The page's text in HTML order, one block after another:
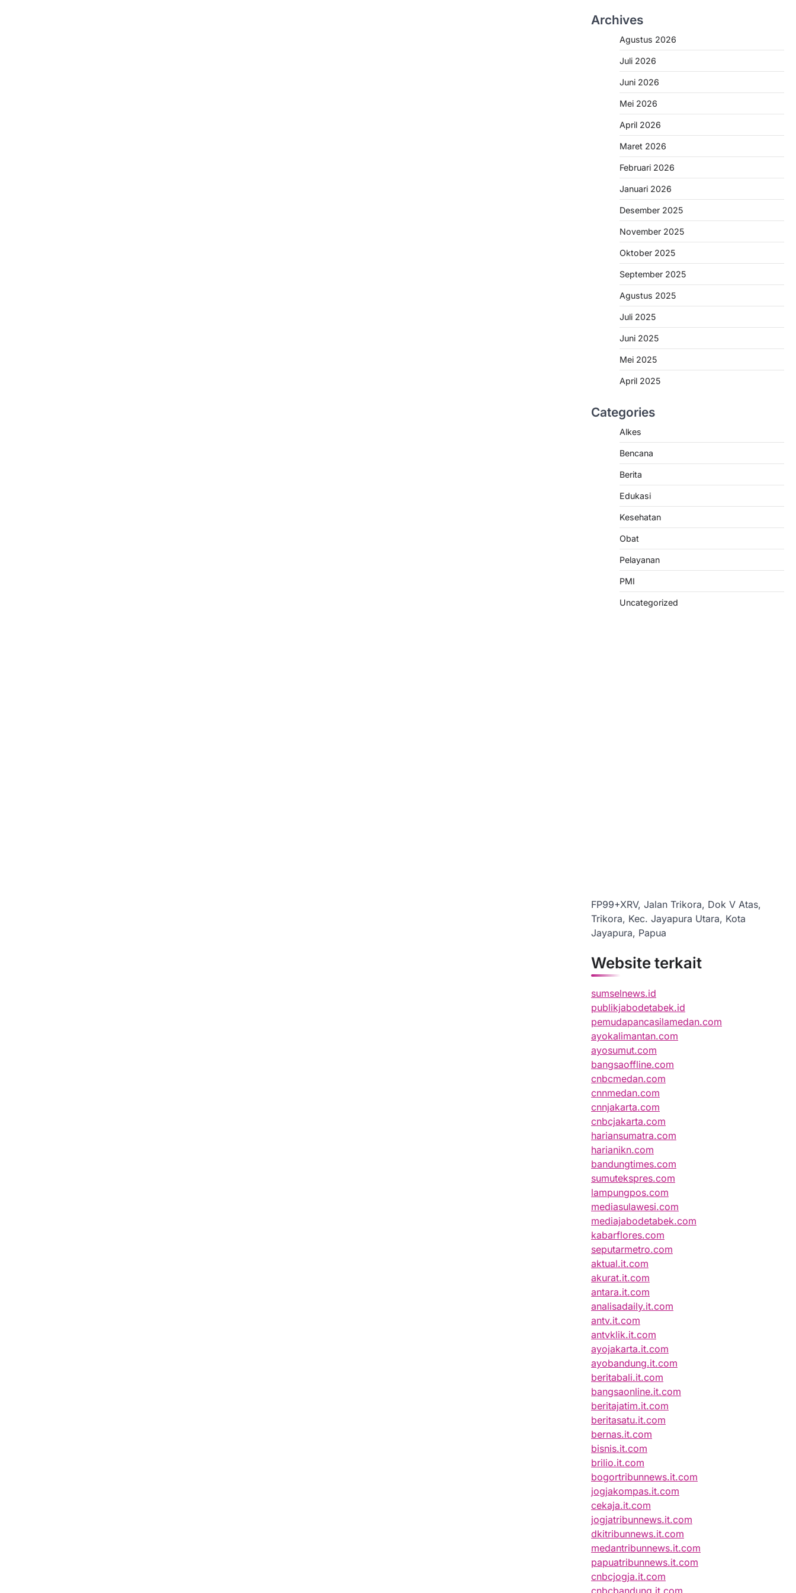
Archives
Agustus 2026
Juli 2026
Juni 2026
Mei 2026
April 2026
Maret 2026
Februari 2026
Januari 2026
Desember 2025
November 2025
Oktober 2025
September 2025
Agustus 2025
Juli 2025
Juni 2025
Mei 2025
April 2025
Categories
Alkes
Bencana
Berita
Edukasi
Kesehatan
Obat
Pelayanan
PMI
Uncategorized
FP99+XRV, Jalan Trikora, Dok V Atas,
Trikora, Kec. Jayapura Utara, Kota
Jayapura, Papua
Website terkait
sumselnews.id
publikjabodetabek.id
pemudapancasilamedan.com
ayokalimantan.com
ayosumut.com
bangsaoffline.com
cnbcmedan.com
cnnmedan.com
cnnjakarta.com
cnbcjakarta.com
hariansumatra.com
harianikn.com
bandungtimes.com
sumutekspres.com
lampungpos.com
mediasulawesi.com
mediajabodetabek.com
kabarflores.com
seputarmetro.com
aktual.it.com
akurat.it.com
antara.it.com
analisadaily.it.com
antv.it.com
antvklik.it.com
ayojakarta.it.com
ayobandung.it.com
beritabali.it.com
bangsaonline.it.com
beritajatim.it.com
beritasatu.it.com
bernas.it.com
bisnis.it.com
brilio.it.com
bogortribunnews.it.com
jogjakompas.it.com
cekaja.it.com
jogjatribunnews.it.com
dkitribunnews.it.com
medantribunnews.it.com
papuatribunnews.it.com
cnbcjogja.it.com